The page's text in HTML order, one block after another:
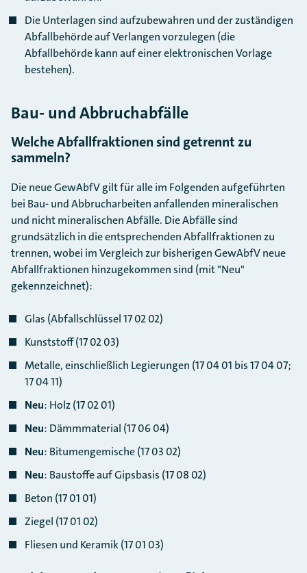
Die Unterlagen sind aufzubewahren und der zuständigen
Abfallbehörde auf Verlangen vorzulegen (die
Abfallbehörde kann auf einer elektronischen Vorlage
bestehen).
Bau- und Abbruchabfälle
Welche Abfallfraktionen sind getrennt zu
sammeln?
Die neue GewAbfV gilt für alle im Folgenden aufgeführten
bei Bau- und Abbrucharbeiten anfallenden mineralischen
und nicht mineralischen Abfälle. Die Abfälle sind
grundsätzlich in die entsprechenden Abfallfraktionen zu
trennen, wobei im Vergleich zur bisherigen GewAbfV neue
Abfallfraktionen hinzugekommen sind (mit "Neu"
gekennzeichnet):
Glas (Abfallschlüssel 17 02 02)
Kunststoff (17 02 03)
Metalle, einschließlich Legierungen (17 04 01 bis 17 04 07;
17 04 11)
Neu: Holz (17 02 01)
Neu: Dämmmaterial (17 06 04)
Neu: Bitumengemische (17 03 02)
Neu: Baustoffe auf Gipsbasis (17 08 02)
Beton (17 01 01)
Ziegel (17 01 02)
Fliesen und Keramik (17 01 03)